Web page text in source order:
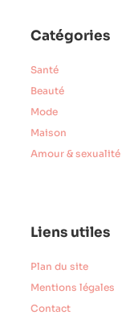
Catégories
Santé
Beauté
Mode
Maison
Amour & sexualité
Liens utiles
Plan du site
Mentions légales
Contact